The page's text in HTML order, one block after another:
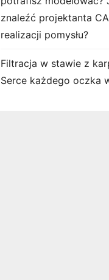
znaleźć projektanta
realizacji pomysłu?
Filtracja w stawie z
Serce każdego oczka